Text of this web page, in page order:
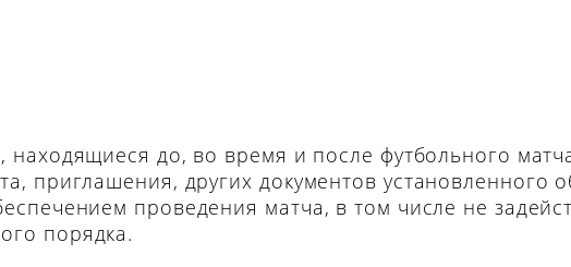
до, во время и после футбольного
приглашения, других документов установленного
проведения матча, в том числе не
порядка.